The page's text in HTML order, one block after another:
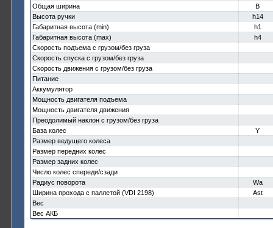
Общая ширина
B
Высота ручки
h14
Габаритная высота (min)
h1
Габаритная высота (max)
h4
Скорость подъема с грузом/без груза
Скорость спуска с грузом/без груза
Скорость движения с грузом/без груза
Питание
Аккумулятор
Мощность двигателя подъема
Мощность двигателя движения
Преодолимый наклон с грузом/без груза
База колес
Y
Размер ведущего колеса
Размер передних колес
Размер задних колес
Число колес спереди/сзади
Радиус поворота
Wa
Ширина прохода с паллетой (VDI 2198)
Ast
Вес
Вес АКБ